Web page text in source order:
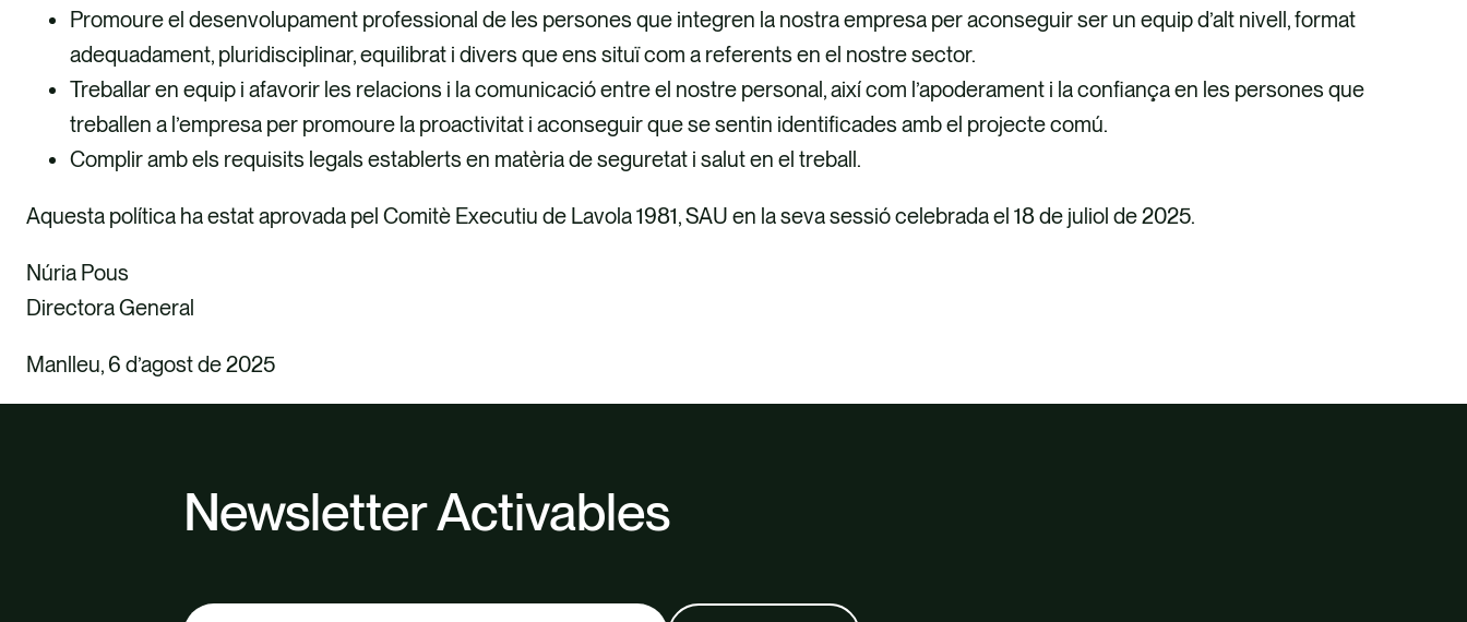
Promoure el desenvolupament professional de les persones que integren la nostra empresa per aconseguir ser un equip d’alt nivell, format
adequadament, pluridisciplinar, equilibrat i divers que ens situï com a referents en el nostre sector.
Treballar en equip i afavorir les relacions i la comunicació entre el nostre personal, així com l’apoderament i la confiança en les persones que
treballen a l’empresa per promoure la proactivitat i aconseguir que se sentin identificades amb el projecte comú.
Complir amb els requisits legals establerts en matèria de seguretat i salut en el treball.
Aquesta política ha estat aprovada pel Comitè Executiu de Lavola 1981, SAU en la seva sessió celebrada el 18 de juliol de 2025.
Núria Pous
Directora General
Manlleu, 6 d’agost de 2025
Newsletter Activables